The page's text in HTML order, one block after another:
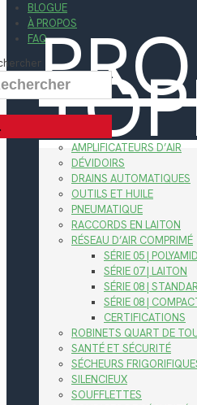
BLOGUE
À PROPOS
FAQ
AMPLIFICATEURS D’AIR
DÉVIDOIRS
DRAINS AUTOMATIQUES
OUTILS ET HUILE
PNEUMATIQUE
RACCORDS EN LAITON
RÉSEAU D’AIR COMPRIMÉ
SÉRIE 05 |
SÉRIE 07 | LAITON
SÉRIE 08 |
SÉRIE 08 |
CERTIFICATIONS
ROBINETS QUART DE
SANTÉ ET SÉCURITÉ
SÉCHEURS
SILENCIEUX
SOUFFLETTES